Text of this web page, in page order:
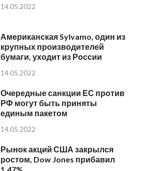
14.05.2022
Американская Sylvamo, один из
крупных производителей
бумаги, уходит из России
14.05.2022
Очередные санкции ЕС против
РФ могут быть приняты
единым пакетом
14.05.2022
Рынок акций США закрылся
ростом, Dow Jones прибавил